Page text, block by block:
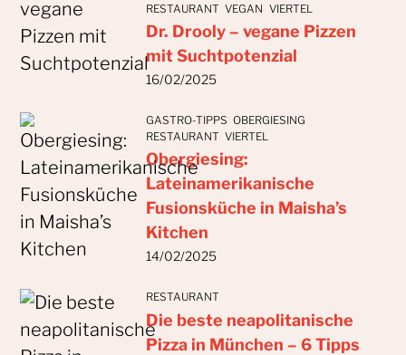
RESTAURANT VEGAN VIERTEL
Dr. Drooly – vegane Pizzen
mit Suchtpotenzial
16/02/2025
GASTRO-TIPPS OBERGIESING
RESTAURANT VIERTEL
Obergiesing:
Lateinamerikanische
Fusionsküche in Maisha’s
Kitchen
14/02/2025
RESTAURANT
Die beste neapolitanische
Pizza in München – 6 Tipps